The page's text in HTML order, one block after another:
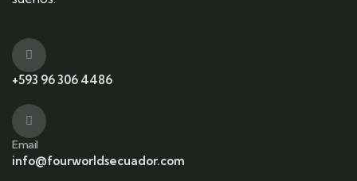
+593 96 306 4486
Email
info@fourworldsecuador.com